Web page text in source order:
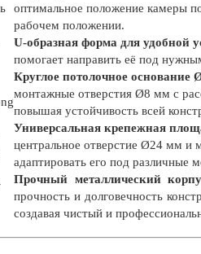
оптимальное положение камеры
рабочем положении.
U-образная форма для удобной
помогает направить её под
Круглое потолочное основание
монтажные отверстия Ø8 мм с
повышая устойчивость всей
Универсальная крепежная
центральное отверстие Ø24 мм и
адаптировать его под различные
Прочный металлический
прочность и долговечность
создавая чистый и